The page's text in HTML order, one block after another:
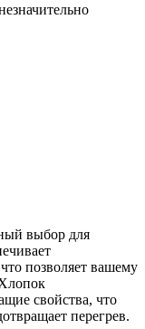
выбор для
позволяет вашему
свойства, что
перегрев.